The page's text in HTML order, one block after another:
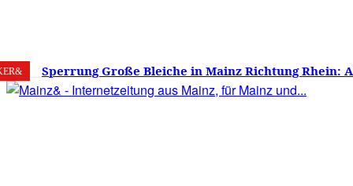
8. August 2026 30.7 Mainz
Sperrung Große Bleiche in Mainz Richtung Rhein:
verwirrt, Mainzer stinksauer – Haben die Mainzer